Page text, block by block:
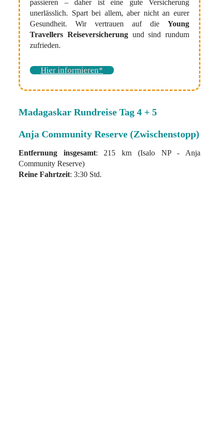
passieren – daher ist eine gute Versicherung
unerlässlich. Spart bei allem, aber nicht an eurer
Gesundheit. Wir vertrauen auf die Young
Travellers Reiseversicherungund sind rundum
zufrieden.
Hier informieren*
Madagaskar Rundreise Tag 4 + 5
Anja Community Reserve (Zwischenstopp)
Entfernung insgesamt: 215 km (Isalo NP - Anja
Community Reserve)
Reine Fahrtzeit: 3:30 Std.